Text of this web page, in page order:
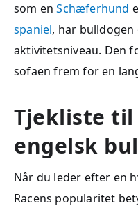
som enSchæferhund
spaniel, har bulldogen
aktivitetsniveau. Den
sofaen frem for en
Tjekliste til
engelsk
Når du leder efter en
Racens popularitet